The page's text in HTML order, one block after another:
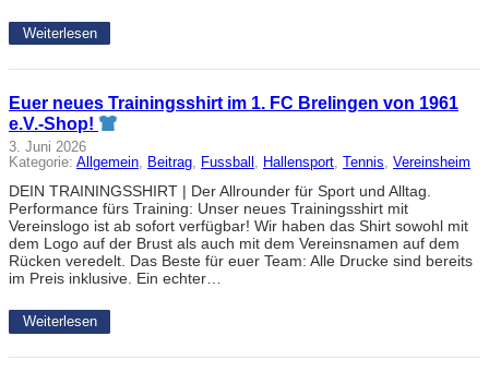
Weiterlesen
Euer neues Trainingsshirt im 1. FC Brelingen von 1961
e.V.-Shop!
3. Juni 2026
Kategorie: Allgemein, Beitrag, Fussball , Hallensport, Tennis, Vereinsheim
DEIN TRAININGSSHIRT | Der Allrounder für Sport und Alltag.
Performance fürs Training: Unser neues Trainingsshirt mit
Vereinslogo ist ab sofort verfügbar! Wir haben das Shirt sowohl mit
dem Logo auf der Brust als auch mit dem Vereinsnamen auf dem
Rücken veredelt. Das Beste für euer Team: Alle Drucke sind bereits
im Preis inklusive. Ein echter…
Weiterlesen